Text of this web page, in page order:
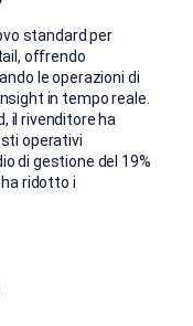
standard per
offrendo
le operazioni di
in tempo reale.
il rivenditore ha
operativi
di gestione del 19%
ridotto i